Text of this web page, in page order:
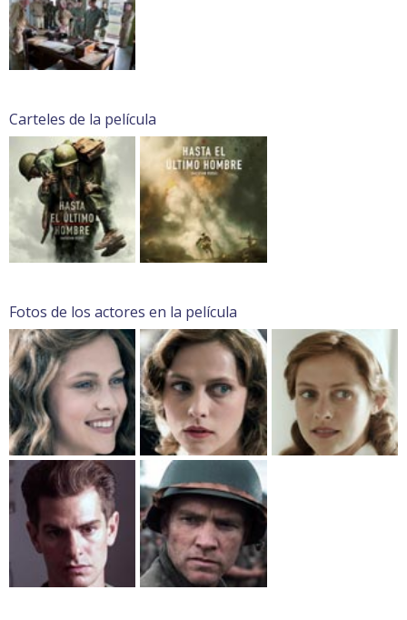
Carteles de la película
Fotos de los actores en la película